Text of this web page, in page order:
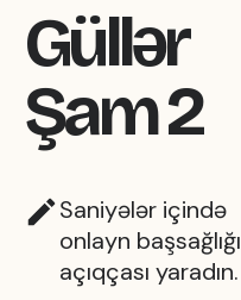
Güllər
Şam 2
Saniyələr içində
onlayn başsağlığı
açıqçası yaradın.